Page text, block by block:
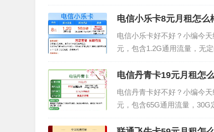
通）。联通南风卡9元月租怎
元（前3个月），20G通用流
电信小乐卡8元月租怎
电信小乐卡好不好？小编今
元，包含1.2G通用流量，无
绍一下。电信小乐卡套餐内
GB按照0.02元/M收费，...
电信丹青卡19元月租怎
电信丹青卡好不好？小编今
元，包含65G通用流量，
样，下面就给大家介绍一下
流量套餐外：流量5元/G，通